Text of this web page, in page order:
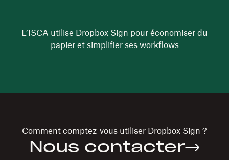
L’ISCA utilise Dropbox Sign pour économiser du
papier et simplifier ses workflows
Comment comptez-vous utiliser Dropbox Sign ?
Nous contacter